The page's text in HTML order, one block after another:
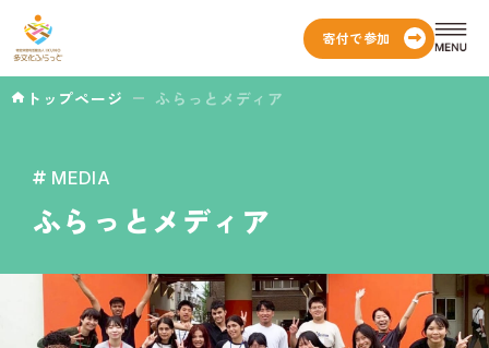
寄付で参加
トップページ ふらっとメディア
MEDIA
ふらっとメディア